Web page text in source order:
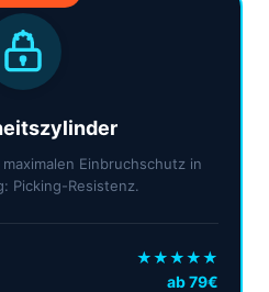
Einbruchschutz in
Picking-Resistenz.
★★★★★
ab 79€